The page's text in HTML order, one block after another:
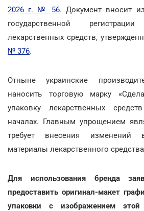
2026 г. № 56. Документ вносит
государственной регистрации
лекарственных средств,
№ 376.
Отныне украинские
наносить торговую марку
упаковку лекарственных
началах. Главным упрощением
требует внесения изменений
материалы лекарственного
Для использования бренда
предоставить оригинал-макет
упаковки с изображением